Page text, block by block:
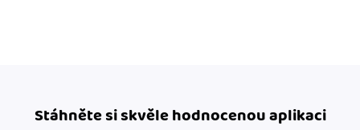
Stáhněte si skvěle hodnocenou aplikaci